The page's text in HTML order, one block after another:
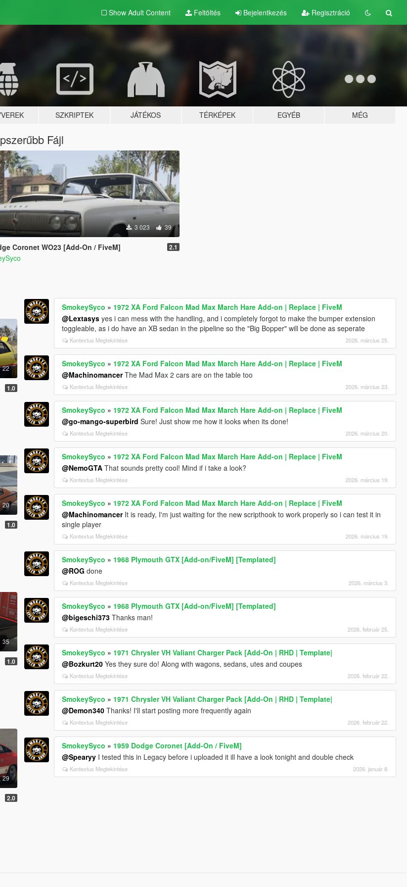
Show Adult Content Feltöltés Bejelentkezés Regisztráció
SZKRIPTEK JÁTÉKOS TÉRKÉPEK EGYÉB MÉG
Fájl
3 023 39
Coronet WO23 [Add-On / FiveM] 2.1
22
1.0
20
1.0
35
1.0
29
2.0
SmokeySyco » 1972 XA Ford Falcon Mad Max March Hare Add-on | Replace | FiveM
@Lextasys yes i can mess with the handling, and i completely forgot to make the bumper extension
toggleable, as i do have an XB sedan in the pipeline so the "Big Bopper" will be done as seperate
Kontextus Megtekintése 2026. március 25.
SmokeySyco » 1972 XA Ford Falcon Mad Max March Hare Add-on | Replace | FiveM
@MachinomancerThe Mad Max 2 cars are on the table too
Kontextus Megtekintése 2026. március 23.
SmokeySyco » 1972 XA Ford Falcon Mad Max March Hare Add-on | Replace | FiveM
@go-mango-superbird Sure! Just show me how it looks when its done!
Kontextus Megtekintése 2026. március 20.
SmokeySyco » 1972 XA Ford Falcon Mad Max March Hare Add-on | Replace | FiveM
@NemoGTA That sounds pretty cool! Mind if i take a look?
Kontextus Megtekintése 2026. március 19.
SmokeySyco » 1972 XA Ford Falcon Mad Max March Hare Add-on | Replace | FiveM
@MachinomancerIt is ready, I'm just waiting for the new scripthook to work properly so i can test it in
single player
Kontextus Megtekintése 2026. március 19.
SmokeySyco » 1968 Plymouth GTX [Add-on/FiveM] [Templated]
@ROG done
Kontextus Megtekintése 2026. március 3.
SmokeySyco » 1968 Plymouth GTX [Add-on/FiveM] [Templated]
@bigeschi373 Thanks man!
Kontextus Megtekintése 2026. február 25.
SmokeySyco » 1971 Chrysler VH Valiant Charger Pack [Add-On | RHD | Template|
@Bozkurt20 Yes they sure do! Along with wagons, sedans, utes and coupes
Kontextus Megtekintése 2026. február 22.
SmokeySyco » 1971 Chrysler VH Valiant Charger Pack [Add-On | RHD | Template|
@Demon340 Thanks! I'll start posting more frequently again
Kontextus Megtekintése 2026. február 22.
SmokeySyco » 1959 Dodge Coronet [Add-On / FiveM]
@Spearyy I tested this in Legacy before i uploaded it ill have a look tonight and double check
Kontextus Megtekintése 2026. január 8.